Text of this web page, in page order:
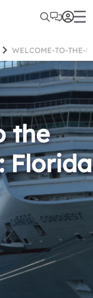
WELCOME-TO-
the
Florida